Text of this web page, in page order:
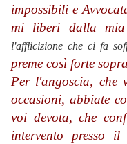
impossibili e
mi liberi dalla mia
l'afflicizione che ci fa
preme così forte
Per l'angoscia, che
occasioni, abbiate
voi devota, che
intervento presso